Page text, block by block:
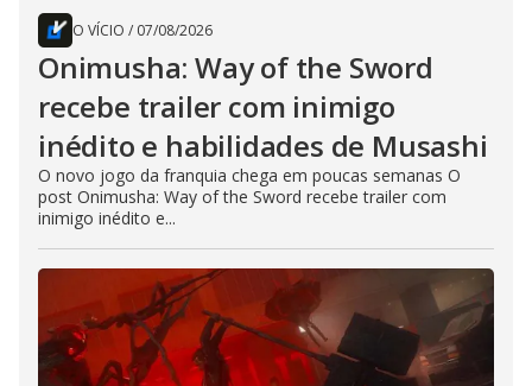
O VÍCIO / 07/08/2026
Onimusha: Way of the Sword
recebe trailer com inimigo
inédito e habilidades de Musashi
O novo jogo da franquia chega em poucas semanas O
post Onimusha: Way of the Sword recebe trailer com
inimigo inédito e...